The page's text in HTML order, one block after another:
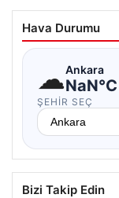
Hava Durumu
☁Ankara
NaN°C
ŞEHIR SEÇ
Bizi Takip Edin